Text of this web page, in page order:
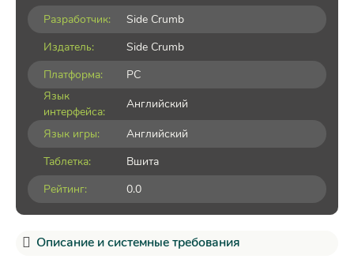
Разработчик:
Side Crumb
Издатель:
Side Crumb
Платформа:
PC
Язык
интерфейса:
Английский
Язык игры:
Английский
Таблетка:
Вшита
Рейтинг:
0.0
Описание и системные требования